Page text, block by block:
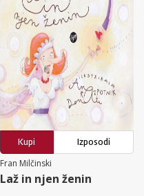
Kupi
Izposodi
Fran Milčinski
Laž in njen ženin